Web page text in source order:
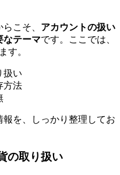
こそ、 アカウントの扱い
なテーマです。ここでは、
す。
扱い
方法
を、しっかり整理してお
の取り扱い